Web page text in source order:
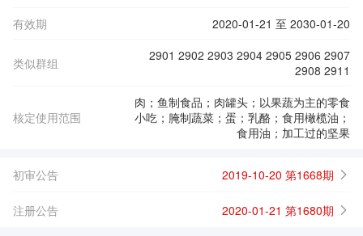
有效期
2020-01-21 至 2030-01-20
类似群组
2901 2902 2903 2904 2905 2906 2907
2908 2911
核定使用范围
肉；鱼制食品；肉罐头；以果蔬为主的零食
小吃；腌制蔬菜；蛋；乳酪；食用橄榄油；
食用油；加工过的坚果
初审公告 2019-10-20 第1668期
注册公告 2020-01-21 第1680期